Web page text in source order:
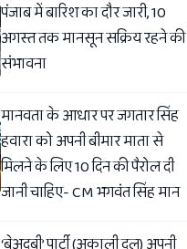
पंजाब में बारिश का दौर जारी, 10
अगस्त तक मानसून सक्रिय रहने की
संभावना
मानवता के आधार पर जगतार सिंह
हवारा को अपनी बीमार माता से
मिलने के लिए 10 दिन की पैरोल दी
जानी चाहिए- CM भगवंत सिंह मान